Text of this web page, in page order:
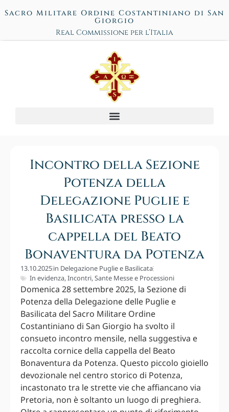
Sacro Militare Ordine Costantiniano di San
Giorgio
Real Commissione per l’Italia
Incontro della Sezione
Potenza della
Delegazione Puglie e
Basilicata presso la
cappella del Beato
Bonaventura da Potenza
13.10.2025in Delegazione Puglie e Basilicata
In evidenza,Incontri,Sante Messe e Processioni
Domenica 28 settembre 2025, la Sezione di
Potenza della Delegazione delle Puglie e
Basilicata del Sacro Militare Ordine
Costantiniano di San Giorgio ha svolto il
consueto incontro mensile, nella suggestiva e
raccolta cornice della cappella del Beato
Bonaventura da Potenza. Questo piccolo gioiello
devozionale nel centro storico di Potenza,
incastonato tra le strette vie che affiancano via
Pretoria, non è soltanto un luogo di preghiera.